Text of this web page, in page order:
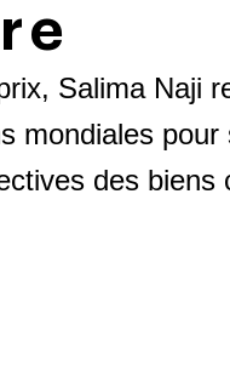
Salima Naji
mondiales
des biens